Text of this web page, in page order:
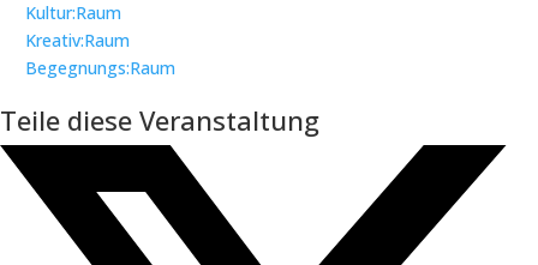
Kultur:Raum
Kreativ:Raum
Begegnungs:Raum
Teile diese Veranstaltung